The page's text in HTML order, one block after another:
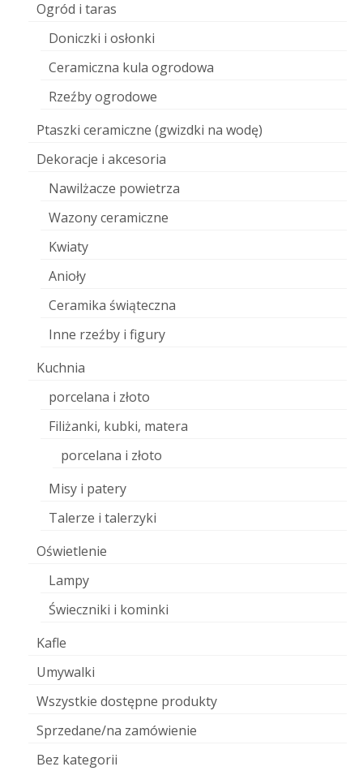
Ogród i taras
Doniczki i osłonki
Ceramiczna kula ogrodowa
Rzeźby ogrodowe
Ptaszki ceramiczne (gwizdki na wodę)
Dekoracje i akcesoria
Nawilżacze powietrza
Wazony ceramiczne
Kwiaty
Anioły
Ceramika świąteczna
Inne rzeźby i figury
Kuchnia
porcelana i złoto
Filiżanki, kubki, matera
porcelana i złoto
Misy i patery
Talerze i talerzyki
Oświetlenie
Lampy
Świeczniki i kominki
Kafle
Umywalki
Wszystkie dostępne produkty
Sprzedane/na zamówienie
Bez kategorii